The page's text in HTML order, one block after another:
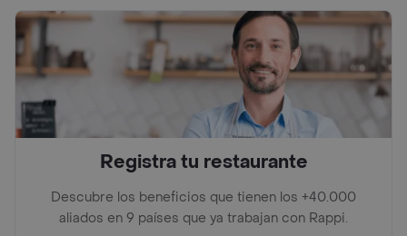
Registra tu restaurante
Descubre los beneficios que tienen los +40.000
aliados en 9 países que ya trabajan con Rappi.